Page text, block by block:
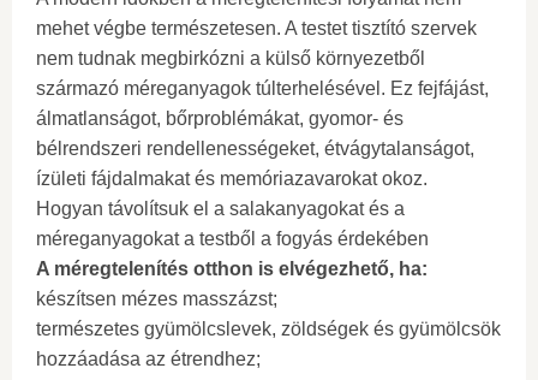
mehet végbe természetesen. A testet tisztító szervek
nem tudnak megbirkózni a külső környezetből
származó méreganyagok túlterhelésével. Ez fejfájást,
álmatlanságot, bőrproblémákat, gyomor- és
bélrendszeri rendellenességeket, étvágytalanságot,
ízületi fájdalmakat és memóriazavarokat okoz.
Hogyan távolítsuk el a salakanyagokat és a
méreganyagokat a testből a fogyás érdekében
A méregtelenítés otthon is elvégezhető, ha:
készítsen mézes masszázst;
természetes gyümölcslevek, zöldségek és gyümölcsök
hozzáadása az étrendhez;